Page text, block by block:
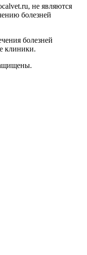
не являются
болезней
болезней
клиники.